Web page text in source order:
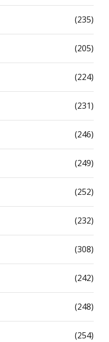
(235)
(205)
(224)
(231)
(246)
(249)
(252)
(232)
(308)
(242)
(248)
(254)